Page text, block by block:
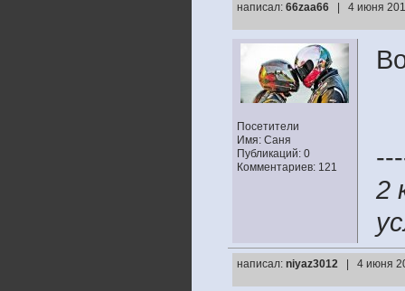
написал: 66zaa66 | 4 июня
Посетители
Имя: Саня
Публикаций: 0
Комментариев: 121
2
написал: niyaz3012 | 4 июня